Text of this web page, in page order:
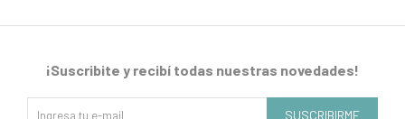
¡Suscribite y recibí todas nuestras novedades!
SUSCRIBIRME